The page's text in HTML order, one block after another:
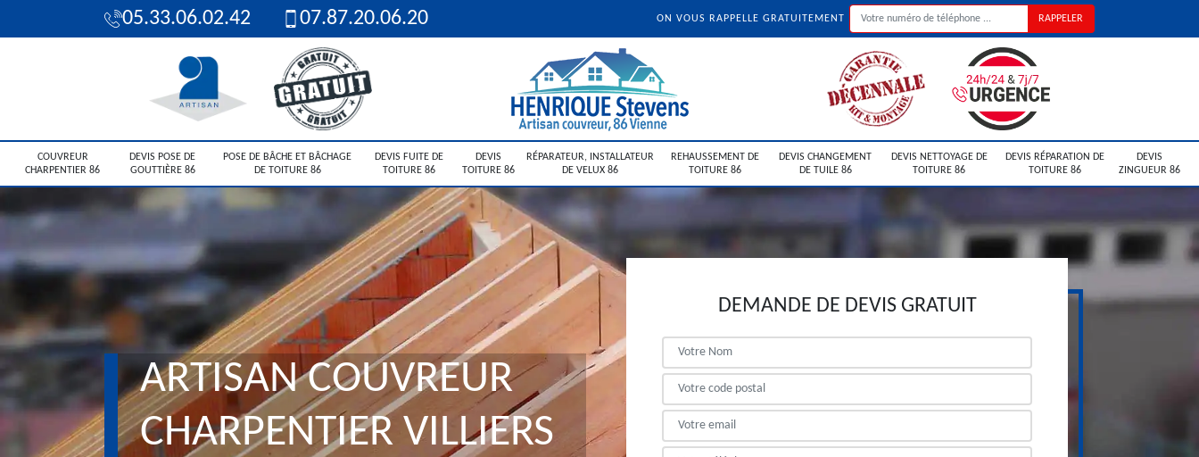
05.33.06.02.42 07.87.20.06.20 ON VOUS RAPPELLE GRATUITEMENT
COUVREUR
CHARPENTIER 86
DEVIS POSE DE
GOUTTIÈRE 86
POSE DE BÂCHE ET BÂCHAGE
DE TOITURE 86
DEVIS FUITE DE
TOITURE 86
DEVIS
TOITURE 86
RÉPARATEUR, INSTALLATEUR
DE VELUX 86
REHAUSSEMENT DE
TOITURE 86
DEVIS CHANGEMENT
DE TUILE 86
DEVIS NETTOYAGE DE
TOITURE 86
DEVIS RÉPARATION DE
TOITURE 86
DEVIS
ZINGUEUR 86
ARTISAN COUVREUR
CHARPENTIER VILLIERS
DEMANDE DE DEVIS GRATUIT